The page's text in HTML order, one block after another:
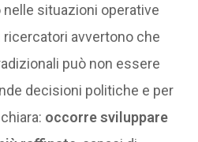
situazioni operative
ricercatori avvertono che
può non essere
decisioni politiche e per
occorre sviluppare